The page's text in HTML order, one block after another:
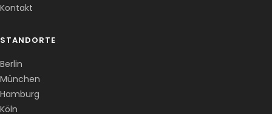
Kontakt
STANDORTE
Berlin
München
Hamburg
Köln